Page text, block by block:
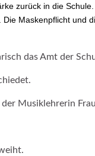
zurück in die
Maskenpflicht
das Amt der
Musiklehrerin